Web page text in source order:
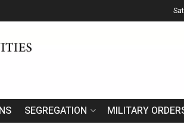
SEGREGATION MILITARY